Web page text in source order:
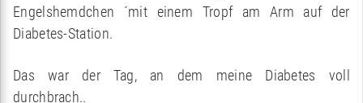
Engelshemdchen ´mit einem Tropf am Arm auf der
Diabetes-Station.
Das war der Tag, an dem meine Diabetes voll
durchbrach..